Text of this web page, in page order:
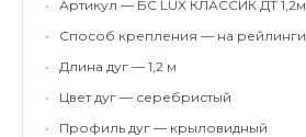
•
Артикул — БС LUX КЛАССИК ДТ 1,2м
•
Способ крепления — на рейлинги
•
Длина дуг — 1,2 м
•
Цвет дуг — серебристый
•
Профиль дуг — крыловидный